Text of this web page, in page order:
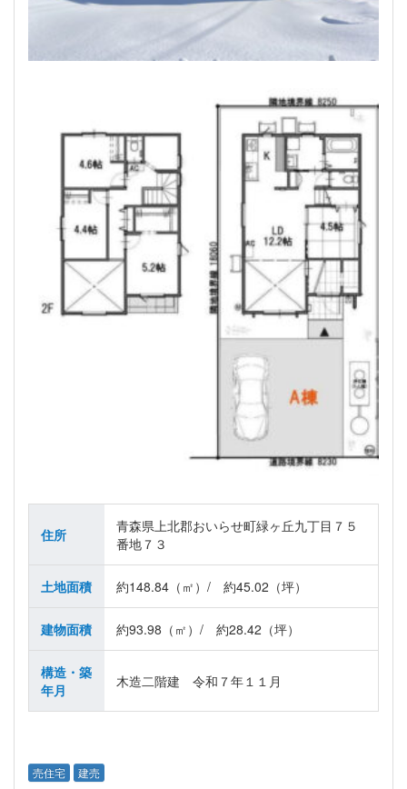
住所
青森県上北郡おいらせ町緑ヶ丘九丁目７５
番地７３
土地面積 約148.84（㎡）/ 約45.02（坪）
建物面積 約93.98（㎡）/ 約28.42（坪）
構造・築
年月
木造二階建 令和７年１１月
売住宅 建売